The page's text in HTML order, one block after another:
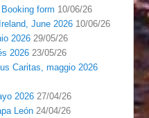
form 10/06/26
June 2026 10/06/26
2026 29/05/26
2026 23/05/26
Caritas, maggio 2026
2026 27/04/26
León 24/04/26